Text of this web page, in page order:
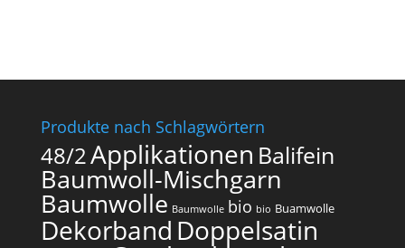
Produkte nach Schlagwörtern
48/2Applikationen Balifein
Baumwoll-Mischgarn
Baumwolle Baumwolle bio bio Buamwolle
Dekorband Doppelsatin